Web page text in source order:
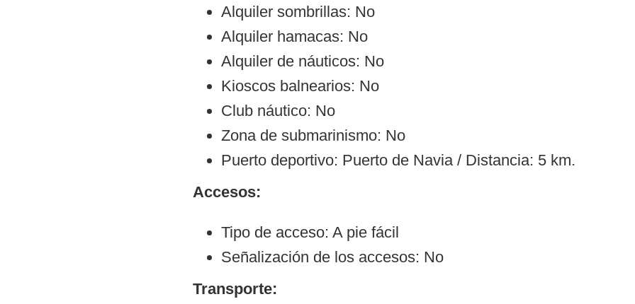
Alquiler sombrillas: No
Alquiler hamacas: No
Alquiler de náuticos: No
Kioscos balnearios: No
Club náutico: No
Zona de submarinismo: No
Puerto deportivo: Puerto de Navia / Distancia: 5 km.
Accesos:
Tipo de acceso: A pie fácil
Señalización de los accesos: No
Transporte: